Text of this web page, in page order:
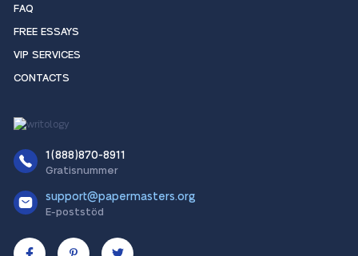
FAQ
FREE ESSAYS
VIP SERVICES
CONTACTS
1(888)870-8911
Gratisnummer
support@papermasters.org
E-poststöd